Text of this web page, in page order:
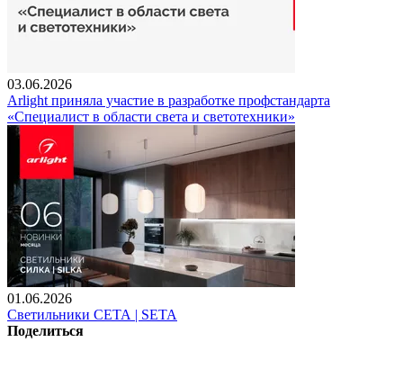
03.06.2026
Arlight приняла участие в разработке профстандарта
«Специалист в области света и светотехники»
01.06.2026
Светильники СЕТА | SETA
Поделиться